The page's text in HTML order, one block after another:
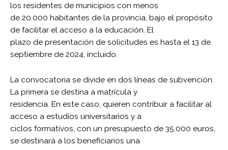
los residentes de municipios con menos
de 20.000 habitantes de la provincia, bajo el propósito
de facilitar el acceso a la educación. El
plazo de presentación de solicitudes es hasta el 13 de
septiembre de 2024, incluido.
La convocatoria se divide en dos líneas de subvención.
La primera se destina a matrícula y
residencia. En este caso, quieren contribuir a facilitar al
acceso a estudios universitarios y a
ciclos formativos, con un presupuesto de 35.000 euros,
se destinará a los beneficiarios una